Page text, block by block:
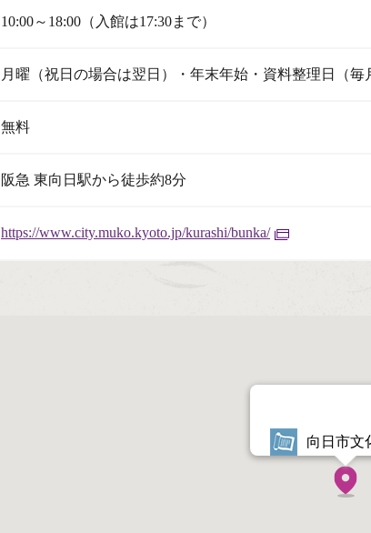
10:00～18:00（入館は17:30まで）
月曜（祝日の場合は翌日）・年末年始・資料整理日（
無料
阪急 東向日駅から徒歩約8分
https://www.city.muko.kyoto.jp/kurashi/bunka/
向日市文